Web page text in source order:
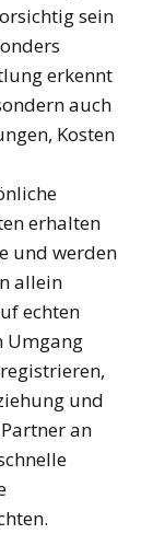
sein
erkennt
auch
Kosten
erhalten
und werden
allein
echten
Umgang
und
an